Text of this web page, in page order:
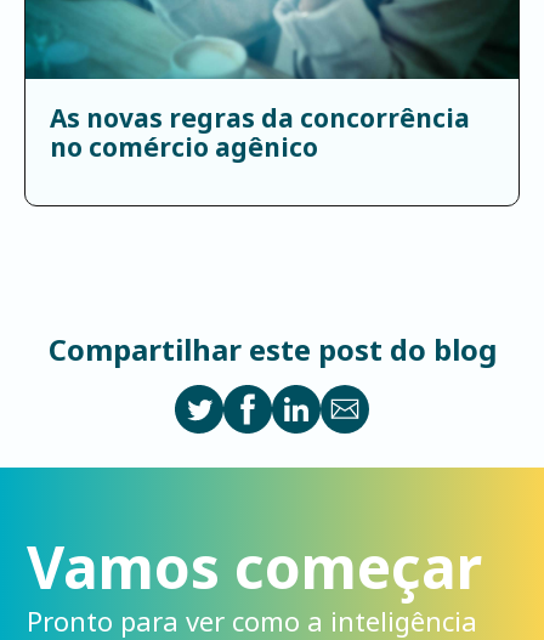
As novas regras da concorrência
no comércio agênico
Compartilhar este post do blog
Vamos começar
Pronto para ver como a inteligência